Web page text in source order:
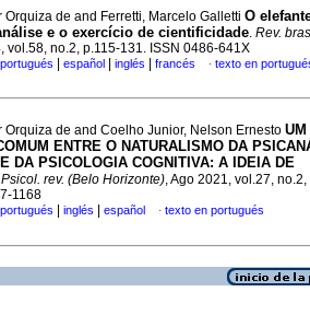
Orquiza de and Ferretti, Marcelo Galletti O
e o exercício de cientificidade. Rev.
vol.58, no.2, p.115-131. ISSN 0486-641X
español inglés francés · texto en
Orquiza de and Coelho Junior, Nelson Ernesto UM
ENTRE O NATURALISMO DA
DA PSICOLOGIA COGNITIVA: A IDEIA DE
Psicol. rev. (Belo Horizonte), Ago 2021, vol.27,
1168
inglés español · texto en portugués